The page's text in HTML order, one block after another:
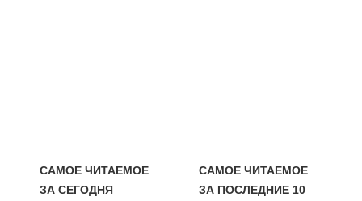
САМОЕ ЧИТАЕМОЕ
ЗА СЕГОДНЯ
САМОЕ ЧИТАЕМОЕ
ЗА ПОСЛЕДНИЕ 10